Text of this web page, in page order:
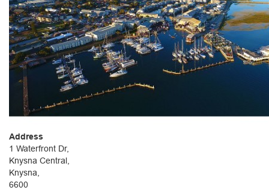
Address
1 Waterfront Dr,
Knysna Central,
Knysna,
6600